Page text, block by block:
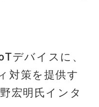
デバイスに、
対策を提供す
宏明氏インタ